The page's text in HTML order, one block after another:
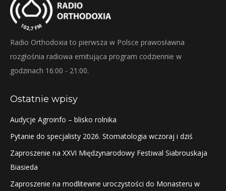
Radio Orthodoxia to pierwsza w Polsce prawosławna
rozgłośnia radiowa emitująca program codziennie w
godzinach 16:00 - 21:00.
Ostatnie wpisy
Audycje Agroinfo – blisko rolnika
Pytanie do specjalisty 2026. Stomatologia wczoraj i dziś
Zaproszenie na XXVI Międzynarodowy Festiwal Siabrouskaja
Biasieda
Zaproszenie na modlitewne uroczystości do Monasteru w